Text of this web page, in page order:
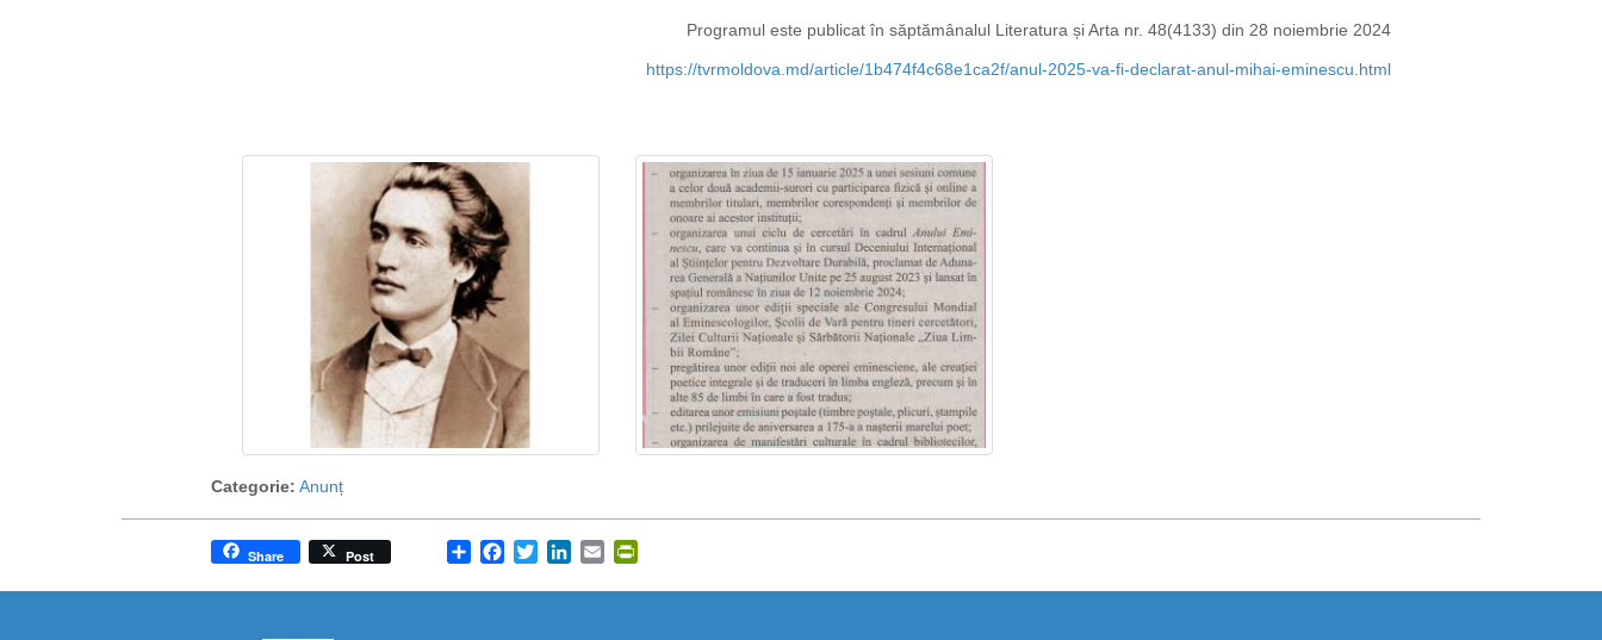
Programul este publicat în săptămânalul Literatura și Arta nr. 48(4133) din 28 noiembrie 2024
https://tvrmoldova.md/article/1b474f4c68e1ca2f/anul-2025-va-fi-declarat-anul-mihai-eminescu.html
Categorie: Anunț
Share
Share Post Facebook
TwitterLinkedIn
Email
https://propletenie.ru/